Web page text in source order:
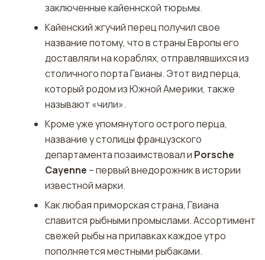
заключенные кайеннской тюрьмы.
Кайенский жгучий перец получил свое
название потому, что в страны Европы его
доставляли на кораблях, отправлявшихся из
столичного порта Гвианы. Этот вид перца,
который родом из Южной Америки, также
называют «чили».
Кроме уже упомянутого острого перца,
название у столицы французского
департамента позаимствовал и Porsche
Cayenne – первый внедорожник в истории
известной марки.
Как любая приморская страна, Гвиана
славится рыбными промыслами. Ассортимент
свежей рыбы на прилавках каждое утро
пополняется местными рыбаками.